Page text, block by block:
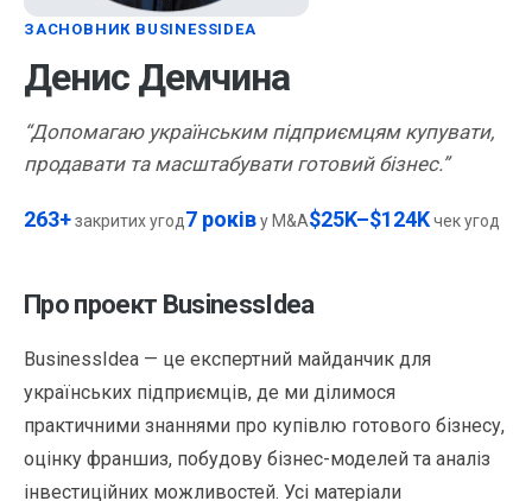
ЗАСНОВНИК BUSINESSIDEA
Денис Демчина
“Допомагаю українським підприємцям купувати,
продавати та масштабувати готовий бізнес.”
263+закритих угод7 роківу M&A$25K–$124Kчек угод
Про проект BusinessIdea
BusinessIdea — це експертний майданчик для
українських підприємців, де ми ділимося
практичними знаннями про купівлю готового бізнесу,
оцінку франшиз, побудову бізнес-моделей та аналіз
інвестиційних можливостей. Усі матеріали